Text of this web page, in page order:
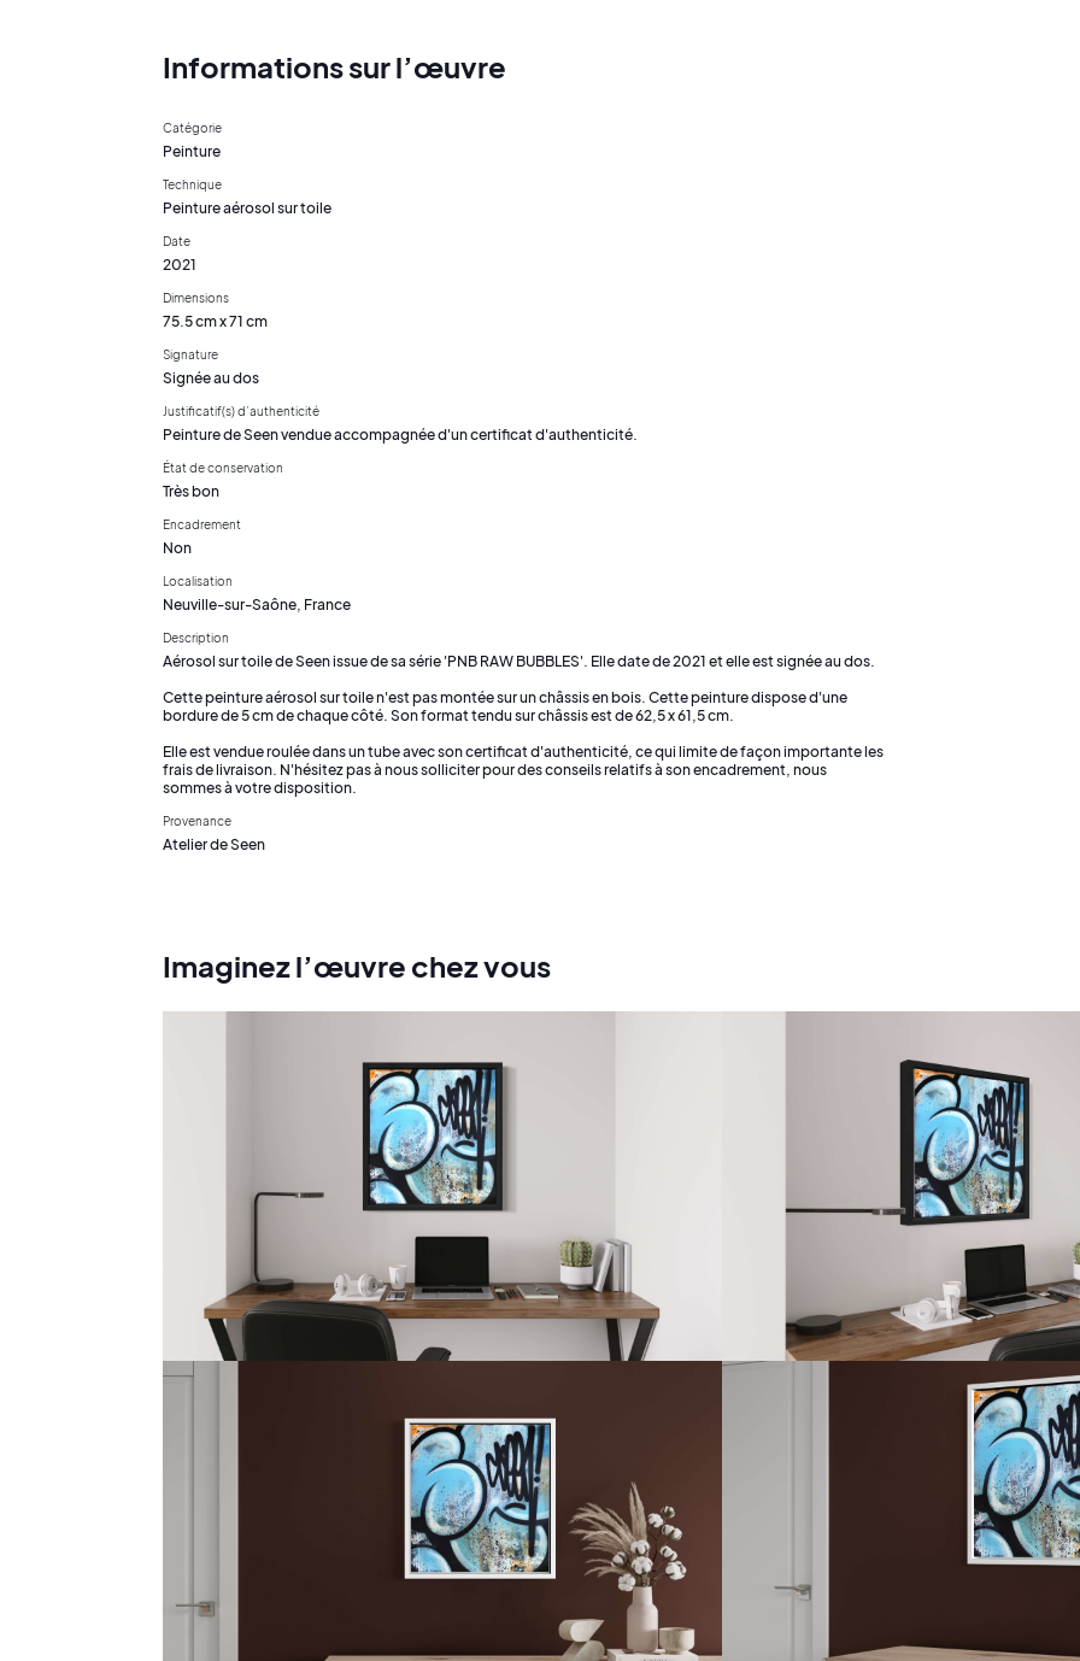
Informations sur l’œuvre
Catégorie
Peinture
Technique
Peinture aérosol sur toile
Date
2021
Dimensions
75.5 cm x 71 cm
Signature
Signée au dos
Justificatif(s) d’authenticité
Peinture de Seen vendue accompagnée d'un certificat d'authenticité.
État de conservation
Très bon
Encadrement
Non
Localisation
Neuville-sur-Saône, France
Description
Aérosol sur toile de Seen issue de sa série 'PNB RAW BUBBLES'. Elle date de 2021 et elle est signée au dos.
Cette peinture aérosol sur toile n'est pas montée sur un châssis en bois. Cette peinture dispose d'une
bordure de 5 cm de chaque côté. Son format tendu sur châssis est de 62,5 x 61,5 cm.
Elle est vendue roulée dans un tube avec son certificat d'authenticité, ce qui limite de façon importante les
frais de livraison. N'hésitez pas à nous solliciter pour des conseils relatifs à son encadrement, nous
sommes à votre disposition.
Provenance
Atelier de Seen
Imaginez l’œuvre chez vous